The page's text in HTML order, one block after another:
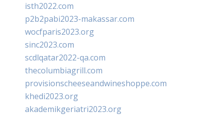
isth2022.com
p2b2pabi2023-makassar.com
wocfparis2023.org
sinc2023.com
scdlqatar2022-qa.com
thecolumbiagrill.com
provisionscheeseandwineshoppe.com
khedi2023.org
akademikgeriatri2023.org